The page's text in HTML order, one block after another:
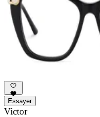
Essayer
Victor